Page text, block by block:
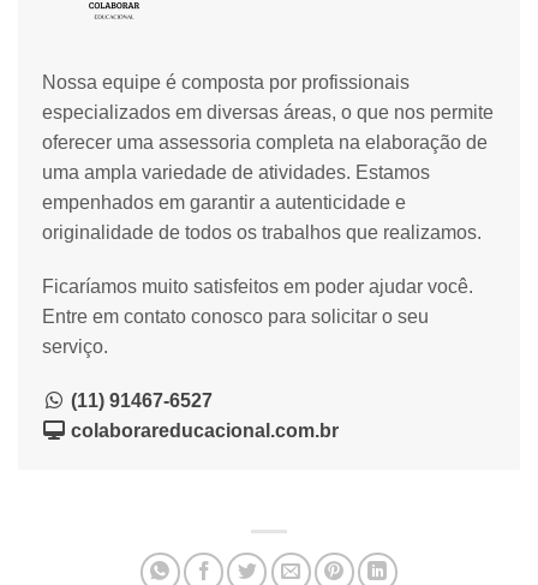
Nossa equipe é composta por profissionais
especializados em diversas áreas, o que nos permite
oferecer uma assessoria completa na elaboração de
uma ampla variedade de atividades. Estamos
empenhados em garantir a autenticidade e
originalidade de todos os trabalhos que realizamos.
Ficaríamos muito satisfeitos em poder ajudar você.
Entre em contato conosco para solicitar o seu
serviço.
(11) 91467-6527
colaborareducacional.com.br